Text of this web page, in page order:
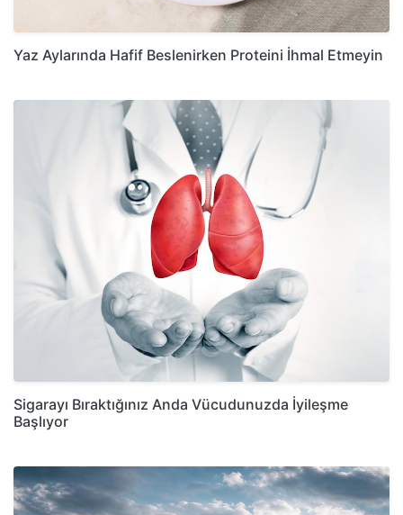
Yaz Aylarında Hafif Beslenirken Proteini İhmal Etmeyin
Sigarayı Bıraktığınız Anda Vücudunuzda İyileşme
Başlıyor